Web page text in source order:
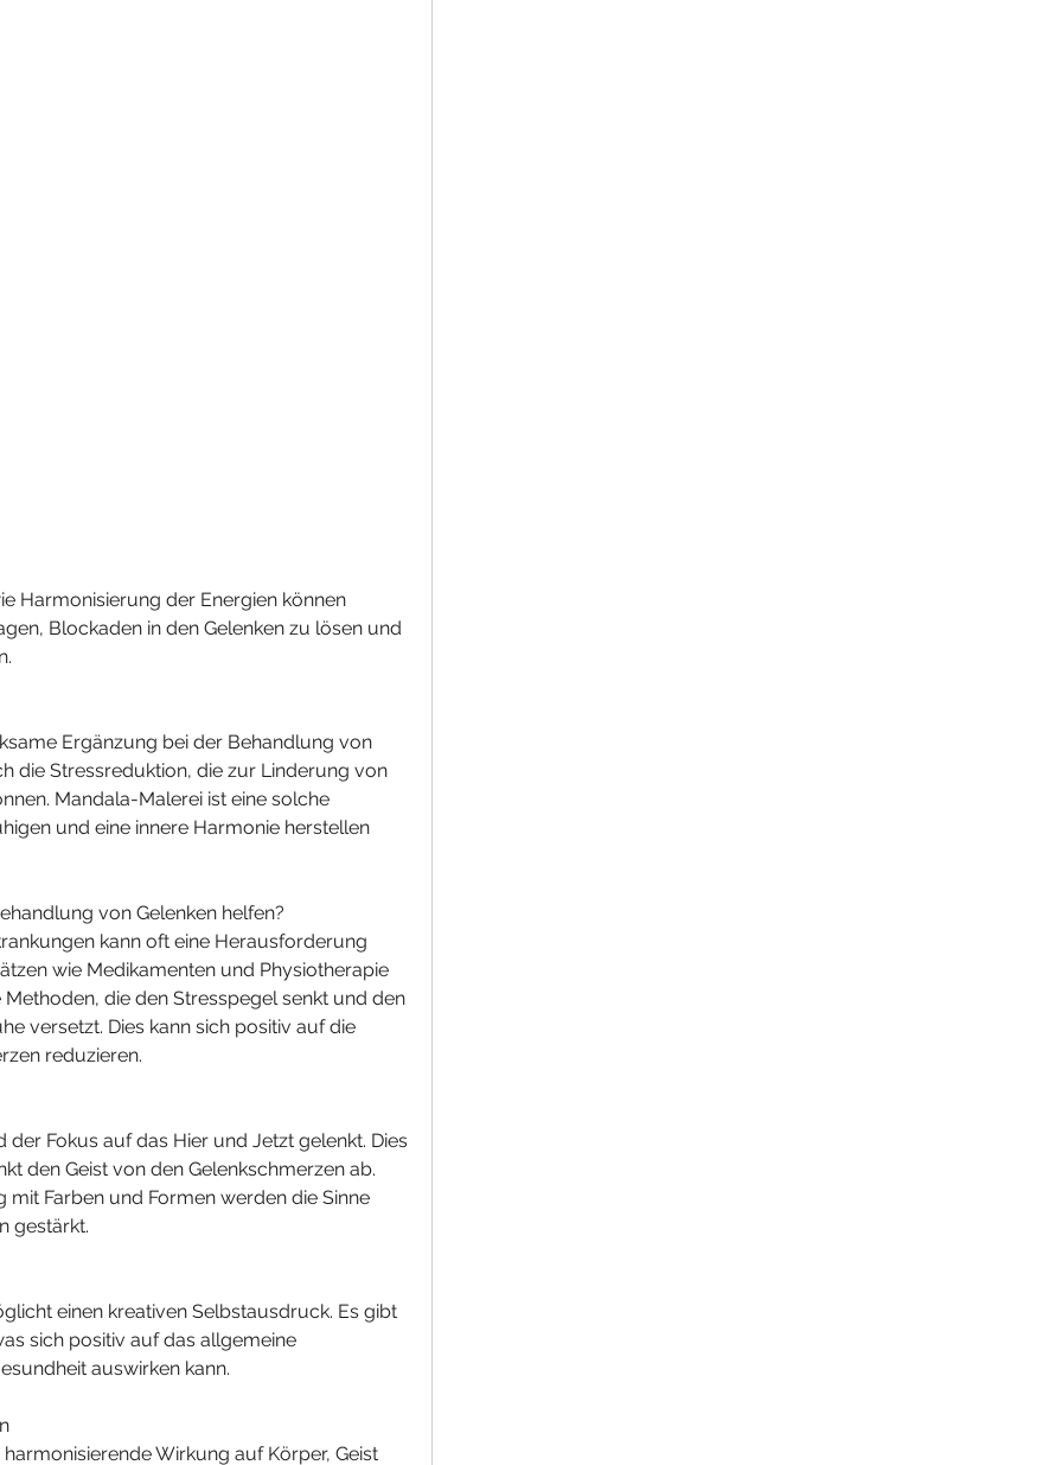
Blockaden in den Gelenken zu lösen und
Ergänzung bei der Behandlung von
die Stressreduktion, die zur Linderung von
Mandala-Malerei ist eine solche
und eine innere Harmonie herstellen
von Gelenken helfen?
kann oft eine Herausforderung
wie Medikamenten und Physiotherapie
die den Stresspegel senkt und den
versetzt. Dies kann sich positiv auf die
reduzieren.
Fokus auf das Hier und Jetzt gelenkt. Dies
den Geist von den Gelenkschmerzen ab.
Farben und Formen werden die Sinne
gestärkt.
einen kreativen Selbstausdruck. Es gibt
sich positiv auf das allgemeine
auswirken kann.
Wirkung auf Körper, Geist